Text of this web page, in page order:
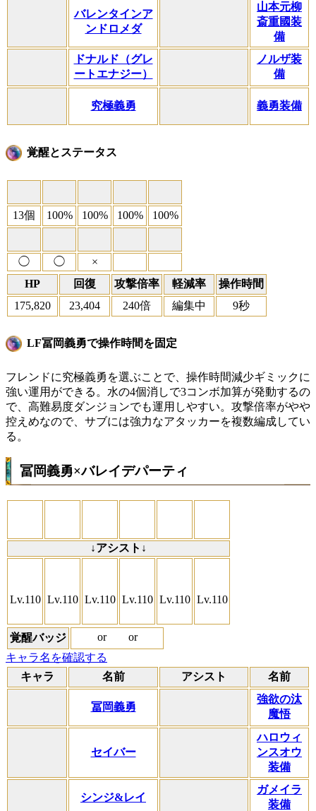
バレンタインア
ンドロメダ
山本元柳
斎重國装
備
ドナルド（グレ
ートエナジー）
ノルザ装
備
究極義勇 義勇装備
覚醒とステータス
13個 100% 100% 100% 100%
◯ ◯
×
HP
回復 攻撃倍率 軽減率
操作時間
175,820
23,404 240倍 編集中 9秒
LF冨岡義勇で操作時間を固定
フレンドに究極義勇を選ぶことで、操作時間減少ギミックに
強い運用ができる。水の4個消しで3コンボ加算が発動するの
で、高難易度ダンジョンでも運用しやすい。攻撃倍率がやや
控えめなので、サブには強力なアタッカーを複数編成してい
る。
冨岡義勇×バレイデパーティ
↓アシスト↓
Lv.110 Lv.110 Lv.110 Lv.110 Lv.110 Lv.110
覚醒バッジ or
or
キャラ名を確認する
キャラ
名前 アシスト 名前
冨岡義勇
強欲の汰
魔悟
セイバー
ハロウィ
ンスオウ
装備
シンジ&レイ
ガメイラ
装備